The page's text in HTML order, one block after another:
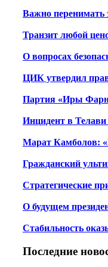
Важно перенимать
Транзит любой
О вопросах
ЦИК утвердил
Партия «Иры
Инцидент в Телави
Марат Камболов:
Гражданский
Стратегические
О будущем
Стабильность
Последние